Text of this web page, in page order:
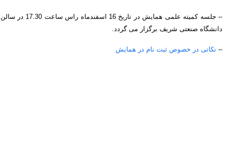
-- جلسه کمیته
دانشگاه صنعتی شریف برگزار می گردد.
-- نکاتی در خصوص ثبت نام در همایش